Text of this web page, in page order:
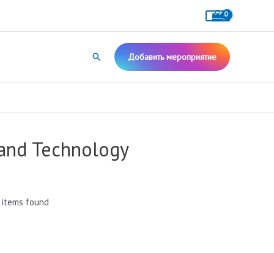
Поиск Добавить мероприятие
Technology
items found